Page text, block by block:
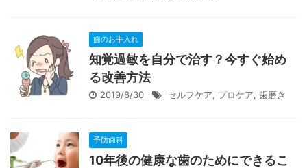
歯のお手入れ
知覚過敏を自分で治す？今すぐ始め
る改善方法
2019/8/30 セルフケア, プロケア, 歯磨き
予防歯科
10年後の健康な歯のためにできるこ